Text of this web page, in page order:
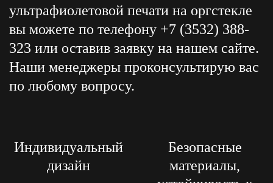
ультрафиолетовой печати на оргстекле
вы можете по телефону +7 (3532) 388-
323 или оставив заявку на нашем сайте.
Наши менеджеры проконсультирую вас
по любому вопросу.
Индивидуальный
дизайн
Безопасные
материалы,